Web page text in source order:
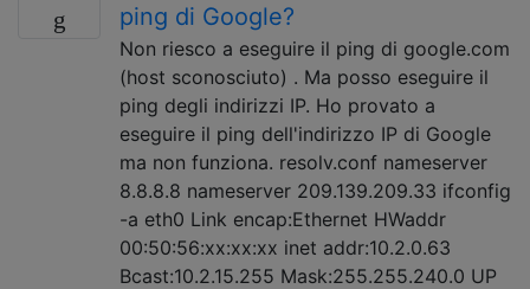
ping di Google?
Non riesco a eseguire il ping di google.com
(host sconosciuto) . Ma posso eseguire il
ping degli indirizzi IP. Ho provato a
eseguire il ping dell'indirizzo IP di Google
ma non funziona. resolv.conf nameserver
8.8.8.8 nameserver 209.139.209.33 ifconfig
-a eth0 Link encap:Ethernet HWaddr
00:50:56:xx:xx:xx inet addr:10.2.0.63
Bcast:10.2.15.255 Mask:255.255.240.0 UP